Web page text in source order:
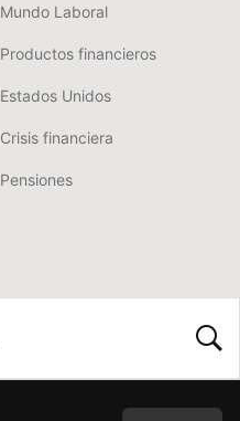
Mundo Laboral
Productos financieros
Estados Unidos
Crisis financiera
Pensiones